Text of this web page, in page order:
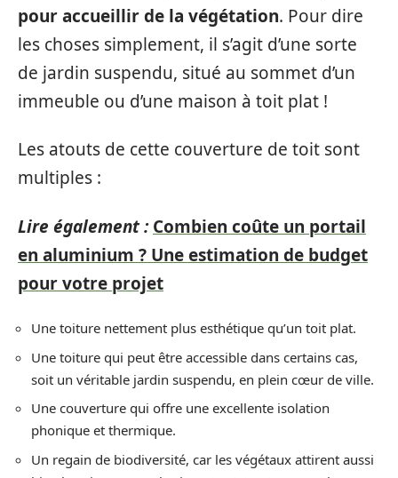
pour accueillir de la végétation. Pour dire
les choses simplement, il s’agit d’une sorte
de jardin suspendu, situé au sommet d’un
immeuble ou d’une maison à toit plat !
Les atouts de cette couverture de toit sont
multiples :
Lire également : Combien coûte un portail
en aluminium ? Une estimation de budget
pour votre projet
Une toiture nettement plus esthétique qu’un toit plat.
Une toiture qui peut être accessible dans certains cas,
soit un véritable jardin suspendu, en plein cœur de ville.
Une couverture qui offre une excellente isolation
phonique et thermique.
Un regain de biodiversité, car les végétaux attirent aussi